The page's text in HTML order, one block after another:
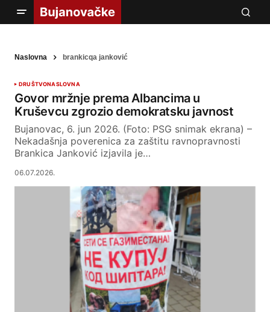
Naslovna brankicqa janković
DRUŠTVONASLOVNA
Govor mržnje prema Albancima u
Kruševcu zgrozio demokratsku javnost
Bujanovac, 6. jun 2026. (Foto: PSG snimak ekrana) –
Nekadašnja poverenica za zaštitu ravnopravnosti
Brankica Janković izjavila je…
06.07.2026.